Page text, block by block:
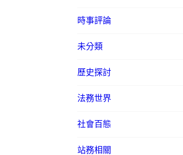
時事評論
未分類
歷史探討
法務世界
社會百態
站務相關